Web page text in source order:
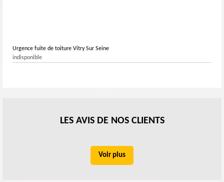
Urgence fuite de toiture Vitry Sur Seine
indisponible
LES AVIS DE NOS CLIENTS
Voir plus